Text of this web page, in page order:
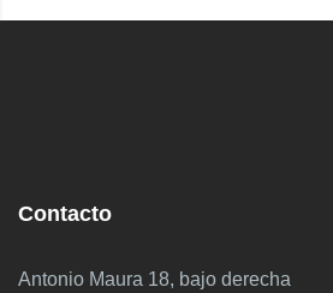
Contacto
Antonio Maura 18, bajo derecha